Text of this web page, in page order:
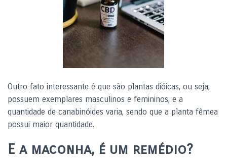
Outro fato interessante é que são plantas dióicas, ou seja,
possuem exemplares masculinos e femininos, e a
quantidade de canabinóides varia, sendo que a planta fêmea
possui maior quantidade.
E a maconha, é um remédio?